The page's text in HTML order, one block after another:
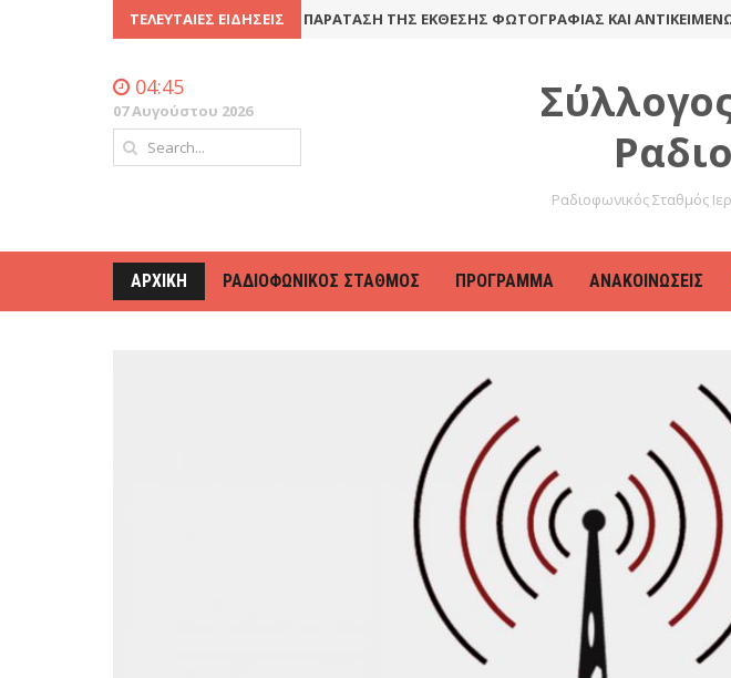
ΤΕΛΕΥΤΑΊΕΣ ΕΙΔΉΣΕΙΣ
ΣΥΝΈΛΕΥΣΗ 8 Ιουλίου 2016 ΠΑΡΆΤΑΣΗ ΤΗΣ ΈΚΘΕΣΗΣ ΦΩΤΟΓΡΑΦΊΑΣ ΚΑΙ
Ραδιοφωνικός Σταθμός
04:45
07 Αυγούστου 2026
ΑΡΧΙΚΉ ΡΑΔΙΟΦΩΝΙΚΌΣ ΣΤΑΘΜΌΣ ΠΡΌΓΡΑΜΜΑ ΑΝΑΚΟΙΝΏΣΕΙΣ